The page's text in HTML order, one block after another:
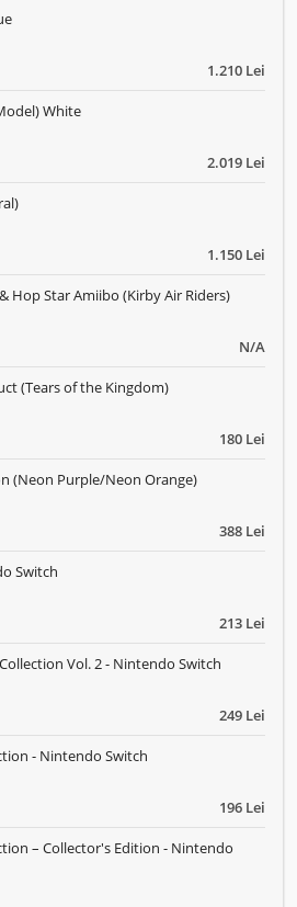
1.210 Lei
2.019 Lei
White
1.150 Lei
N/A
Hop Star Amiibo (Kirby Air Riders)
180 Lei
(Tears of the Kingdom)
388 Lei
(Neon Purple/Neon Orange)
213 Lei
Switch
249 Lei
Vol. 2 - Nintendo Switch
196 Lei
- Nintendo Switch
– Collector's Edition - Nintendo